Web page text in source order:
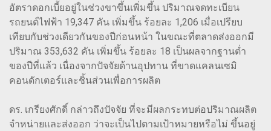
อัตราดอกเบี้ยอยู่ในช่วงขาขึ้นเพิ่มขึ้น ปริมาณจดทะเบียน
รถยนต์ไฟฟ้า 19,347 คัน เพิ่มขึ้น ร้อยละ 1,206 เมื่อเปรียบ
เทียบกับช่วงเดียวกันของปีก่อนหน้า ในขณะที่ตลาดส่งออกมี
ปริมาณ 353,632 คัน เพิ่มขึ้น ร้อยละ 18 เป็นผลจากฐานต่ำ
ของปีที่แล้ว เนื่องจากปัจจัยด้านอุปทาน ที่ขาดแคลนเซมิ
คอนดักเตอร์และชิ้นส่วนเพื่อการผลิต
ดร. เกรียงศักดิ์ กล่าวถึงปัจจัย ที่จะมีผลกระทบต่อปริมาณผลิต
จำหน่ายและส่งออก ว่าจะเป็นไปตามเป้าหมายหรือไม่ ขึ้นอยู่